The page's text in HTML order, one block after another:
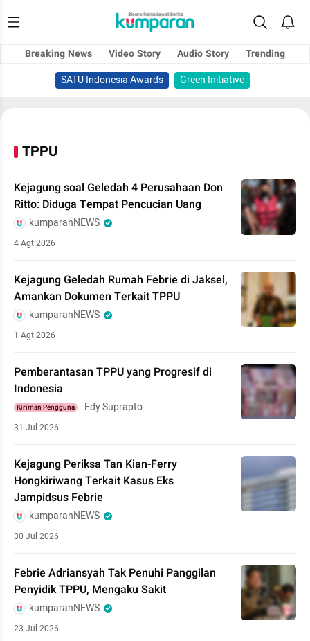
Breaking News Video Story Audio Story
Trending
SATU Indonesia Awards
Green Initiative
TPPU
Kejagung soal Geledah 4 Perusahaan Don
Ritto: Diduga Tempat Pencucian Uang
kumparanNEWS
4 Agt 2026
Kejagung Geledah Rumah Febrie di Jaksel,
Amankan Dokumen Terkait TPPU
kumparanNEWS
1 Agt 2026
Pemberantasan TPPU yang Progresif di
Indonesia
Kiriman Pengguna Edy Suprapto
31 Jul 2026
Kejagung Periksa Tan Kian-Ferry
Hongkiriwang Terkait Kasus Eks
Jampidsus Febrie
kumparanNEWS
30 Jul 2026
Febrie Adriansyah Tak Penuhi Panggilan
Penyidik TPPU, Mengaku Sakit
kumparanNEWS
23 Jul 2026